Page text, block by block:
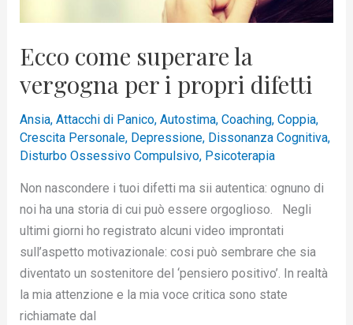
Ecco come superare la
vergogna per i propri difetti
Ansia, Attacchi di Panico, Autostima, Coaching, Coppia,
Crescita Personale, Depressione, Dissonanza Cognitiva,
Disturbo Ossessivo Compulsivo, Psicoterapia
Non nascondere i tuoi difetti ma sii autentica: ognuno di
noi ha una storia di cui può essere orgoglioso. Negli
ultimi giorni ho registrato alcuni video improntati
sull’aspetto motivazionale: cosi può sembrare che sia
diventato un sostenitore del ‘pensiero positivo’. In realtà
la mia attenzione e la mia voce critica sono state
richiamate dal